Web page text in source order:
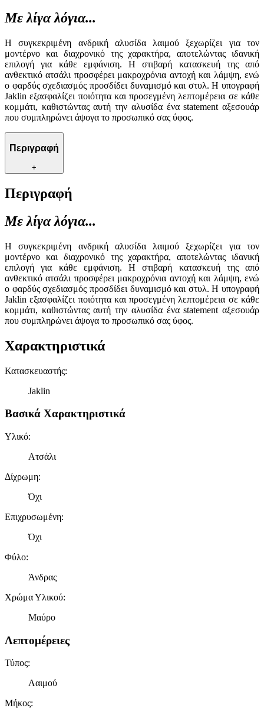
Με λίγα λόγια...
Η συγκεκριμένη ανδρική αλυσίδα λαιμού ξεχωρίζει για τον
μοντέρνο και διαχρονικό της χαρακτήρα, αποτελώντας ιδανική
επιλογή για κάθε εμφάνιση. Η στιβαρή κατασκευή της από
ανθεκτικό ατσάλι προσφέρει μακροχρόνια αντοχή και λάμψη, ενώ
ο φαρδύς σχεδιασμός προσδίδει δυναμισμό και στυλ. Η υπογραφή
Jaklin εξασφαλίζει ποιότητα και προσεγμένη λεπτομέρεια σε κάθε
κομμάτι, καθιστώντας αυτή την αλυσίδα ένα statement αξεσουάρ
που συμπληρώνει άψογα το προσωπικό σας ύφος.
Περιγραφή
+
Περιγραφή
Με λίγα λόγια...
Η συγκεκριμένη ανδρική αλυσίδα λαιμού ξεχωρίζει για τον
μοντέρνο και διαχρονικό της χαρακτήρα, αποτελώντας ιδανική
επιλογή για κάθε εμφάνιση. Η στιβαρή κατασκευή της από
ανθεκτικό ατσάλι προσφέρει μακροχρόνια αντοχή και λάμψη, ενώ
ο φαρδύς σχεδιασμός προσδίδει δυναμισμό και στυλ. Η υπογραφή
Jaklin εξασφαλίζει ποιότητα και προσεγμένη λεπτομέρεια σε κάθε
κομμάτι, καθιστώντας αυτή την αλυσίδα ένα statement αξεσουάρ
που συμπληρώνει άψογα το προσωπικό σας ύφος.
Χαρακτηριστικά
Κατασκευαστής:
Jaklin
Βασικά Χαρακτηριστικά
Υλικό:
Ατσάλι
Δίχρωμη:
Όχι
Επιχρυσωμένη:
Όχι
Φύλο:
Άνδρας
Χρώμα Υλικού:
Μαύρο
Λεπτομέρειες
Τύπος:
Λαιμού
Μήκος: